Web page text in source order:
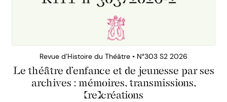
Revue d’Histoire du Théâtre • N°303 S2 2026
Le théâtre d’enfance et de jeunesse par ses
archives : mémoires, transmissions,
(re)créations